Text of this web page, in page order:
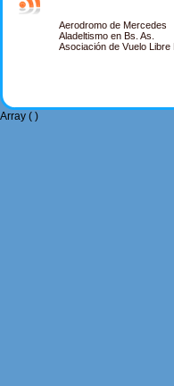
Aerodromo de Mercedes
Aladeltismo en Bs. As.
Asociación de Vuelo
Array ( )